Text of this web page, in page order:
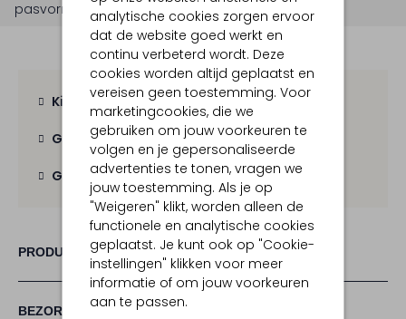
analytische cookies zorgen ervoor
dat de website goed werkt en
continu verbeterd wordt. Deze
cookies worden altijd geplaatst en
vereisen geen toestemming. Voor
marketingcookies, die we
gebruiken om jouw voorkeuren te
volgen en je gepersonaliseerde
advertenties te tonen, vragen we
jouw toestemming. Als je op
"Weigeren" klikt, worden alleen de
functionele en analytische cookies
geplaatst. Je kunt ook op "Cookie-
instellingen" klikken voor meer
informatie of om jouw voorkeuren
aan te passen.
pasvorm is aansluitend .
Kies zelf je bezorgmoment
Gratis verzending vanaf € 100,-
Gratis retourbinnen 30 dagen
PRODUCT INFORMATIE
BEZORGEN & RETOURNEREN